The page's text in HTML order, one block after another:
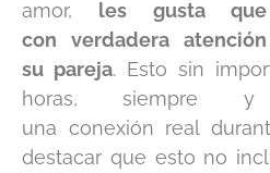
amor, les gusta
con verdadera atención
su pareja. Esto sin
horas, siempre y
una conexión real
destacar que esto no